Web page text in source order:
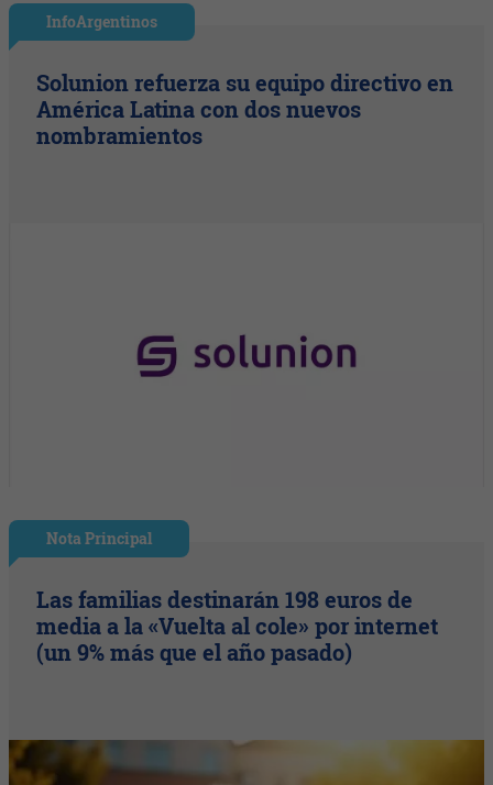
InfoArgentinos
Solunion refuerza su equipo directivo en
América Latina con dos nuevos
nombramientos
Nota Principal
Las familias destinarán 198 euros de
media a la «Vuelta al cole» por internet
(un 9% más que el año pasado)